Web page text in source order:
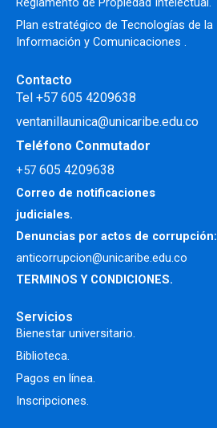
Plan estratégico de Tecnologías de la
Información y Comunicaciones .
Contacto
Tel +57 605 4209638
ventanillaunica@unicaribe.edu.co
Teléfono Conmutador
+57 605 4209638
Correo de notificaciones
judiciales.
Denuncias por actos de corrupción:
anticorrupcion@unicaribe.edu.co
TERMINOS Y CONDICIONES.
Servicios
Bienestar universitario.
Biblioteca.
Pagos en línea.
Inscripciones.